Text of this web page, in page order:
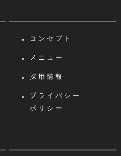
コンセプト
メニュー
採用情報
プライバシー
ポリシー